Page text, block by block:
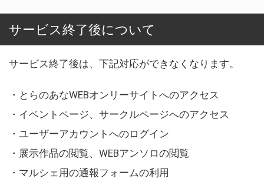
サービス終了後について
サービス終了後は、下記対応ができなくなります。
・とらのあなWEBオンリーサイトへのアクセス
・イベントページ、サークルページへのアクセス
・ユーザーアカウントへのログイン
・展示作品の閲覧、WEBアンソロの閲覧
・マルシェ用の通報フォームの利用